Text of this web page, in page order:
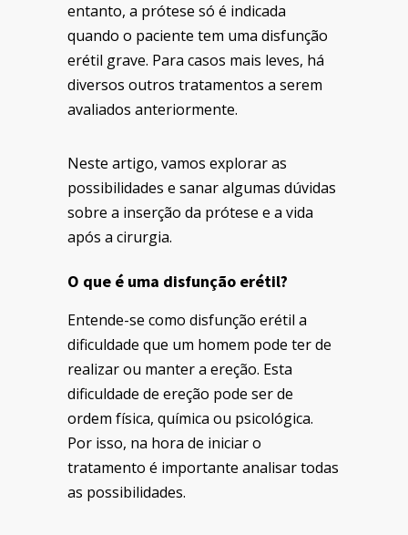
entanto, a prótese só é indicada
quando o paciente tem uma disfunção
erétil grave. Para casos mais leves, há
diversos outros tratamentos a serem
avaliados anteriormente.
Neste artigo, vamos explorar as
possibilidades e sanar algumas dúvidas
sobre a inserção da prótese e a vida
após a cirurgia.
O que é uma disfunção erétil?
Entende-se como disfunção erétil a
dificuldade que um homem pode ter de
realizar ou manter a ereção. Esta
dificuldade de ereção pode ser de
ordem física, química ou psicológica.
Por isso, na hora de iniciar o
tratamento é importante analisar todas
as possibilidades.